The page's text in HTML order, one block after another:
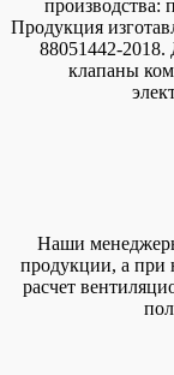
производства:
Продукция
88051442-
клапаны
Наши
продукции, а при
расчет